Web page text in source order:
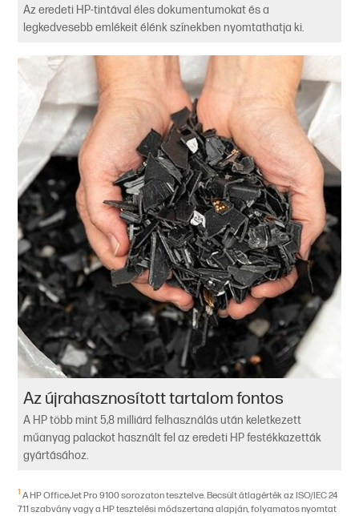
Az eredeti HP-tintával éles dokumentumokat és a
legkedvesebb emlékeit élénk színekben nyomtathatja ki.
Az újrahasznosított tartalom fontos
A HP több mint 5,8 milliárd felhasználás után keletkezett
műanyag palackot használt fel az eredeti HP festékkazetták
gyártásához.
1 A HP OfficeJet Pro 9100 sorozaton tesztelve. Becsült átlagérték az ISO/IEC 24
711 szabvány vagy a HP tesztelési módszertana alapján, folyamatos nyomtat